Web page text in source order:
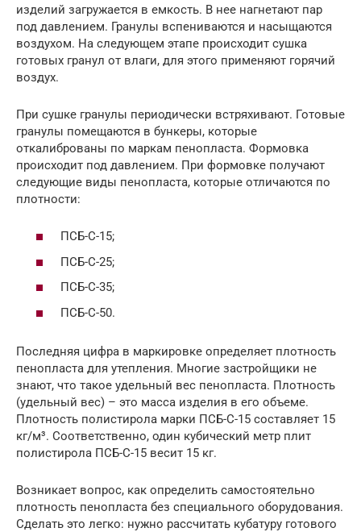
изделий загружается в емкость. В нее нагнетают пар
под давлением. Гранулы вспениваются и насыщаются
воздухом. На следующем этапе происходит сушка
готовых гранул от влаги, для этого применяют горячий
воздух.
При сушке гранулы периодически встряхивают. Готовые
гранулы помещаются в бункеры, которые
откалиброваны по маркам пенопласта. Формовка
происходит под давлением. При формовке получают
следующие виды пенопласта, которые отличаются по
плотности:
ПСБ-С-15;
ПСБ-С-25;
ПСБ-С-35;
ПСБ-С-50.
Последняя цифра в маркировке определяет плотность
пенопласта для утепления. Многие застройщики не
знают, что такое удельный вес пенопласта. Плотность
(удельный вес) – это масса изделия в его объеме.
Плотность полистирола марки ПСБ-С-15 составляет 15
кг/м³. Соответственно, один кубический метр плит
полистирола ПСБ-С-15 весит 15 кг.
Возникает вопрос, как определить самостоятельно
плотность пенопласта без специального оборудования.
Сделать это легко: нужно рассчитать кубатуру готового